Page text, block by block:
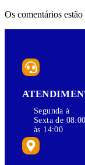
Os comentários estão
Segunda à
Sexta de 08:00
às 14:00